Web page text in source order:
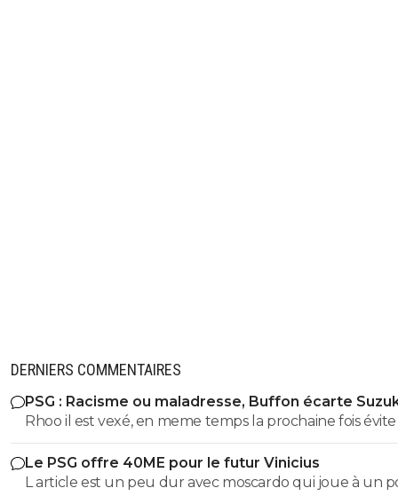
DERNIERS COMMENTAIRES
PSG : Racisme ou maladresse, Buffon écarte
Rhoo il est vexé, en meme temps la prochaine fois
rentrer dans des sujet complexe ou ton niveau de
connaissance ne dépasse pas l'enseignement
veux faire le malin mais tu te retrouves a chaque
Le PSG offre 40ME pour le futur Vinicius
L article est un peu dur avec moscardo qui joue à un